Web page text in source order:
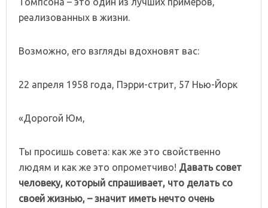
реализованных в жизни.
Возможно, его взгляды вдохновят вас:
22 апреля 1958 года, Пэрри-стрит, 57 Нью-Йорк
«Дорогой Юм,
Ты просишь совета: как же это свойственно
людям и как же это опрометчиво! Давать совет
человеку, который спрашивает, что делать со
своей жизнью, – значит иметь нечто очень